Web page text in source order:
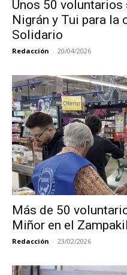
Unos 50
Nigrán y Tui para la
Solidario
Redacción - 20/04/2026
Más de 50
Miñor en el
Redacción - 23/02/2026